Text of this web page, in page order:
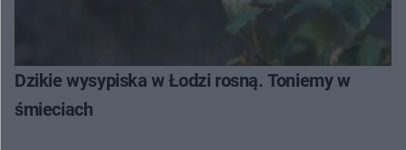
Dzikie wysypiska w Łodzi rosną. Toniemy w
śmieciach